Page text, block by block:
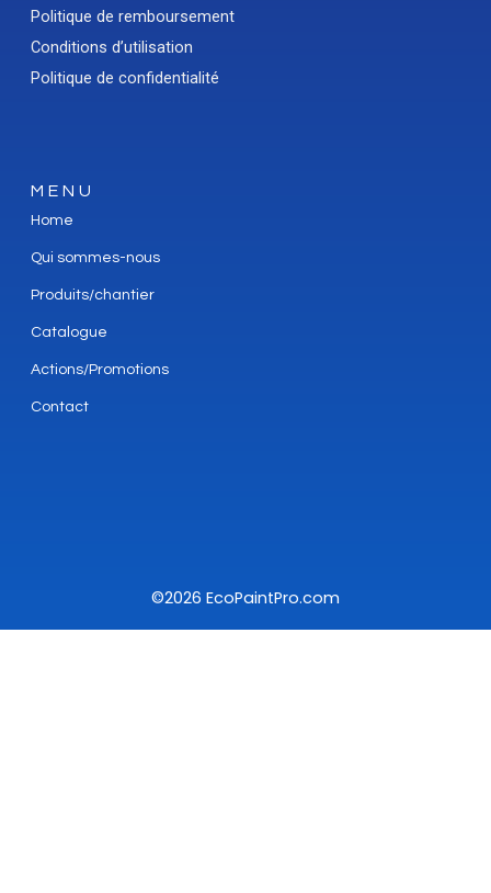
Politique de remboursement
Conditions d’utilisation
Politique de confidentialité
MENU
Home
Qui sommes-nous
Produits/chantier
Catalogue
Actions/Promotions
Contact
©2026 EcoPaintPro.com